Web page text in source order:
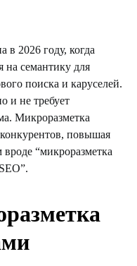
в 2026 году, когда
на семантику для
поиска и каруселей.
и не требует
Микроразметка
повышая
“микроразметка